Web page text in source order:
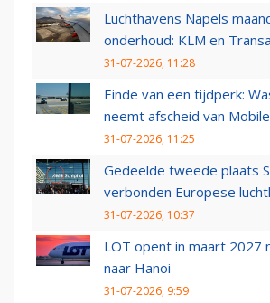
Luchthavens Napels
onderhoud: KLM en
31-07-2026, 11:28
Einde van een tijdperk:
neemt afscheid van
31-07-2026, 11:25
Gedeelde tweede plaats
verbonden Europese
31-07-2026, 10:37
LOT opent in maart 2027
naar Hanoi
31-07-2026, 9:59